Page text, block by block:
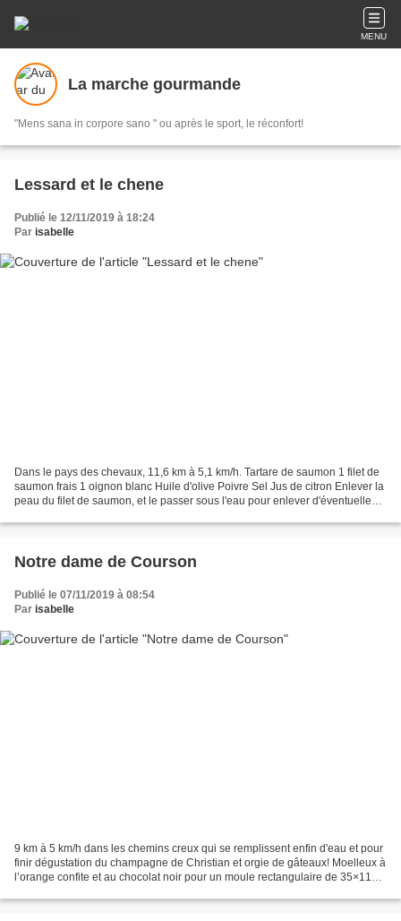
MENU
La marche gourmande
"Mens sana in corpore sano " ou après le sport, le réconfort!
Lessard et le chene
Publié le 12/11/2019 à 18:24
Par isabelle
Dans le pays des chevaux, 11,6 km à 5,1 km/h. Tartare de saumon 1 filet de
saumon frais 1 oignon blanc Huile d'olive Poivre Sel Jus de citron Enlever la
peau du filet de saumon, et le passer sous l'eau pour enlever d'éventuelles
Notre dame de Courson
Publié le 07/11/2019 à 08:54
Par isabelle
9 km à 5 km/h dans les chemins creux qui se remplissent enfin d'eau et pour
finir dégustation du champagne de Christian et orgie de gâteaux! Moelleux à
l’orange confite et au chocolat noir pour un moule rectangulaire de 35×11